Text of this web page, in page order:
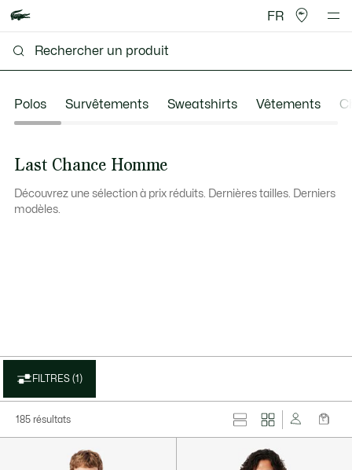
FR
Polos Survêtements Sweatshirts Vêtements
Last Chance Homme
Découvrez une sélection à prix réduits. Dernières tailles. Derniers
modèles.
FILTRES (1)
185 résultats